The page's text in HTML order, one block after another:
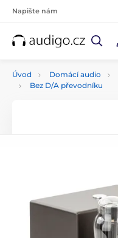
Napište nám
Úvod Domácí audio
Bez D/A převodníku